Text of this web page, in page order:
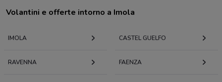
Volantini e offerte intorno a Imola
IMOLA CASTEL GUELFO
RAVENNA FAENZA